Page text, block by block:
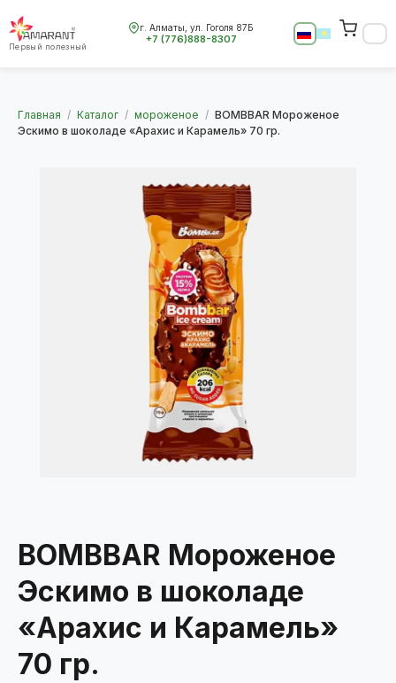
Первый полезный
г. Алматы, ул. Гоголя 87Б
+7 (776)888-8307
Главная / Каталог / мороженое / BOMBBAR Мороженое
Эскимо в шоколаде «Арахис и Карамель» 70 гр.
BOMBBAR Мороженое
Эскимо в шоколаде
«Арахис и Карамель»
70 гр.